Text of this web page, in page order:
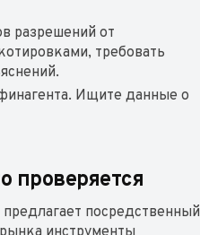
разрешений от
требовать
Ищите данные о
проверяется
посредственный